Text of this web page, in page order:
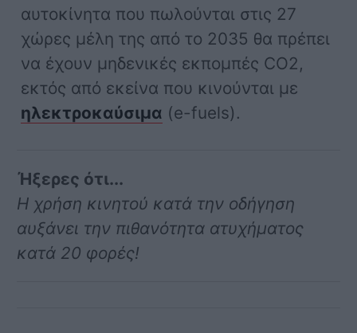
αυτοκίνητα που πωλούνται στις 27
χώρες μέλη της από το 2035 θα πρέπει
να έχουν μηδενικές εκπομπές CO2,
εκτός από εκείνα που κινούνται με
ηλεκτροκαύσιμα (e-fuels).
Ήξερες ότι...
Η χρήση κινητού κατά την οδήγηση
αυξάνει την πιθανότητα ατυχήματος
κατά 20 φορές!